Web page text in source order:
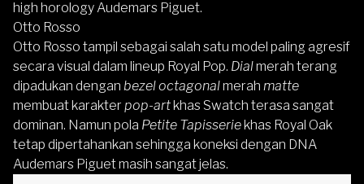
high horology Audemars Piguet.
Otto Rosso
Otto Rosso tampil sebagai salah satu model paling agresif
secara visual dalam lineup Royal Pop. Dialmerah terang
dipadukan dengan bezel octagonalmerah matte
membuat karakter pop-artkhas Swatch terasa sangat
dominan. Namun pola Petite Tapisseriekhas Royal Oak
tetap dipertahankan sehingga koneksi dengan DNA
Audemars Piguet masih sangat jelas.